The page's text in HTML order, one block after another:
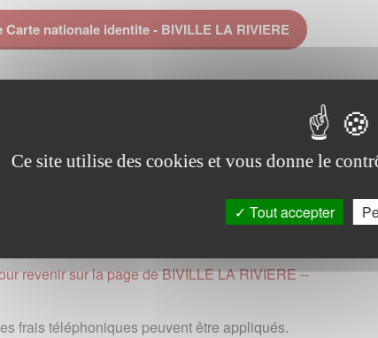
Carte nationale identite - BIVILLE LA RIVIERE
le service par telephone
: au 39 39 du lundi au vendredi de 8h30 a 19h (en France, 0,15
ou hors metropole: +33 (0) 1 73 60 39 39 : uniquement depuis
+ cout de l'appel international variable selon les pays et les
revenir sur la page de BIVILLE LA RIVIERE --
frais téléphoniques peuvent être appliqués.
Ce site utilise des cookies et vous donne le
Tout accepter